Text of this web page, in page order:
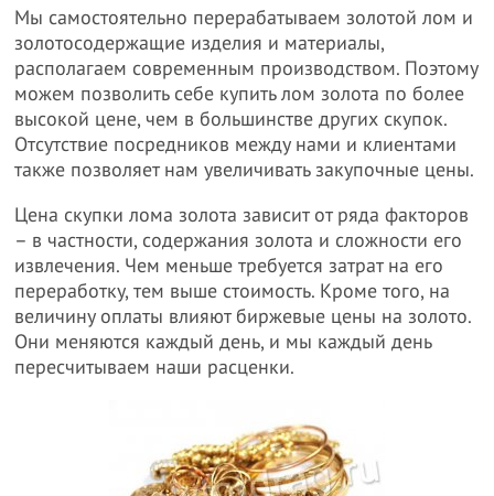
Мы самостоятельно перерабатываем золотой лом и
золотосодержащие изделия и материалы,
располагаем современным производством. Поэтому
можем позволить себе купить лом золота по более
высокой цене, чем в большинстве других скупок.
Отсутствие посредников между нами и клиентами
также позволяет нам увеличивать закупочные цены.
Цена скупки лома золота зависит от ряда факторов
– в частности, содержания золота и сложности его
извлечения. Чем меньше требуется затрат на его
переработку, тем выше стоимость. Кроме того, на
величину оплаты влияют биржевые цены на золото.
Они меняются каждый день, и мы каждый день
пересчитываем наши расценки.